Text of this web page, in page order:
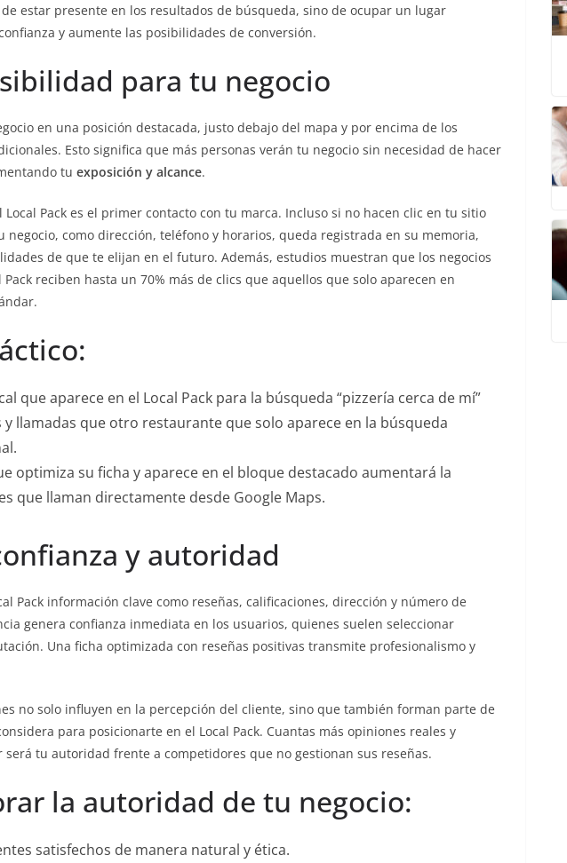
estar presente en los resultados de búsqueda, sino de ocupar un lugar
y aumente las posibilidades de conversión.
para tu negocio
en una posición destacada, justo debajo del mapa y por encima de los
Esto significa que más personas verán tu negocio sin necesidad de hacer
tu exposición y alcance.
Local Pack es el primer contacto con tu marca. Incluso si no hacen clic en tu sitio
negocio, como dirección, teléfono y horarios, queda registrada en su memoria,
de que te elijan en el futuro. Además, estudios muestran que los negocios
reciben hasta un 70% más de clics que aquellos que solo aparecen en
que aparece en el Local Pack para la búsqueda “pizzería cerca de mí”
y llamadas que otro restaurante que solo aparece en la búsqueda
optimiza su ficha y aparece en el bloque destacado aumentará la
que llaman directamente desde Google Maps.
y autoridad
Pack información clave como reseñas, calificaciones, dirección y número de
genera confianza inmediata en los usuarios, quienes suelen seleccionar
Una ficha optimizada con reseñas positivas transmite profesionalismo y
no solo influyen en la percepción del cliente, sino que también forman parte de
para posicionarte en el Local Pack. Cuantas más opiniones reales y
será tu autoridad frente a competidores que no gestionan sus reseñas.
la autoridad de tu negocio:
satisfechos de manera natural y ética.